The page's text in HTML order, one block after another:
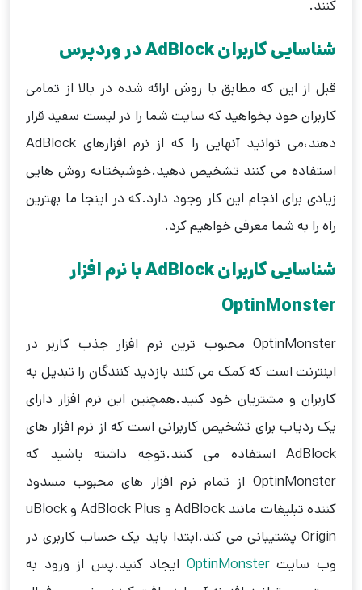
کنند.
شناسایی کاربرانAdBlock در وردپرس
قبل از این که مطابق با روش ارائه شده در بالا از تمامی
کاربران خود بخواهید که سایت شما را در لیست سفید قرار
دهند،می توانید آنهایی را که از نرم افزارهای AdBlock
استفاده می کنند تشخیص دهید.خوشبختانه روش هایی
زیادی برای انجام این کار وجود دارد.که در اینجا ما بهترین
راه را به شما معرفی خواهیم کرد.
شناسایی کاربرانAdBlockبا نرم افزار
OptinMonster
OptinMonster محبوب ترین نرم افزار جذب کاربر در
اینترنت است که کمک می کنند بازدید کنندگان را تبدیل به
کاربران و مشتریان خود کنید.همچنین این نرم افزار دارای
یک ردیاب برای تشخیص کاربرانی است که از نرم افزار های
AdBlock استفاده می کنند.توجه داشته باشید که
OptinMonster از تمام نرم افزار های محبوب مسدود
کننده تبلیغات مانند AdBlock و AdBlock Plus و uBlock
Origin پشتیبانی می کند.ابتدا باید یک حساب کاربری در
وب سایتOptinMonster ایجاد کنید.پس از ورود به